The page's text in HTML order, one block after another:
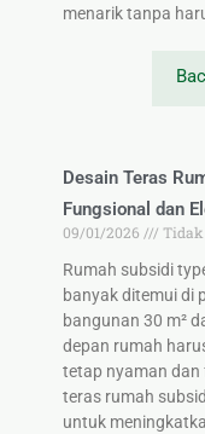
menarik tanpa
Desain Teras
Fungsional dan
09/01/2026
Rumah subsidi
banyak ditemui di
bangunan 30 m²
depan rumah
tetap nyaman dan
teras rumah
untuk